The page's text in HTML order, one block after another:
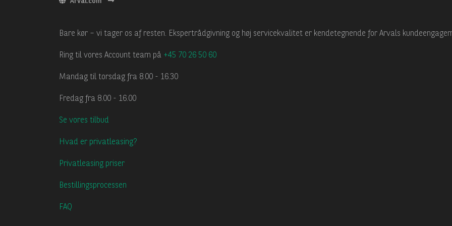
Bare kør – vi tager os af resten. Ekspertrådgivning og høj servicekvalitet er kendetegnende for Arvals
Ring til vores Account team på +45 70 26 50 60
Mandag til torsdag fra 8.00 - 16.30
Fredag fra 8.00 - 16.00
Se vores tilbud
Hvad er privatleasing?
Privatleasing priser
Bestillingsprocessen
FAQ